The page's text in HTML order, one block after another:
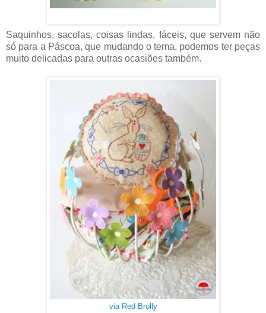
Saquinhos, sacolas, coisas lindas, fáceis, que servem não
só para a Páscoa, que mudando o tema, podemos ter peças
muito delicadas para outras ocasiões também.
via Red Brolly